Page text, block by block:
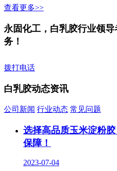
查看更多>>
永固化工，白乳胶行业领
务！
拨打电话
白乳胶动态资讯
公司新闻 行业动态 常见问题
选择高品质玉米淀粉
保障！
2023-07-04